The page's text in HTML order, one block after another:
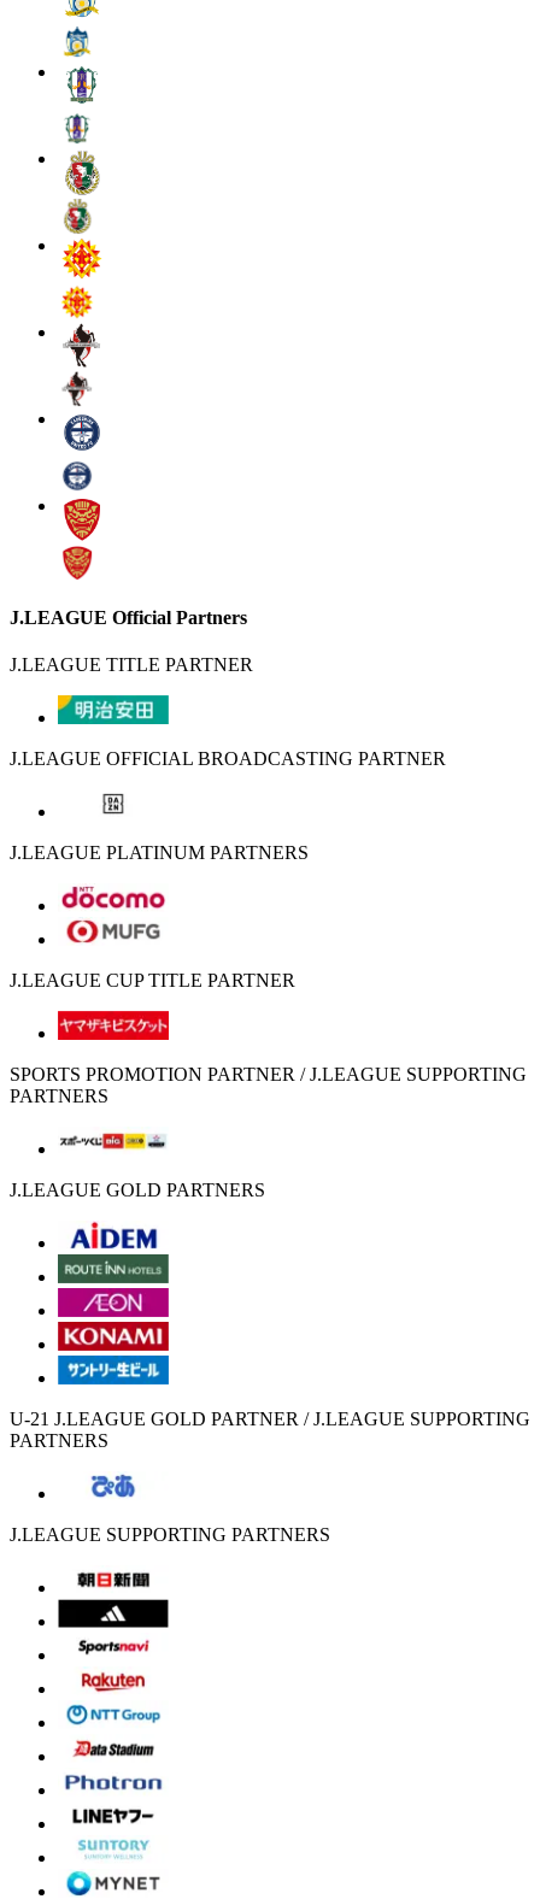
J.LEAGUE Official Partners
J.LEAGUE TITLE PARTNER
J.LEAGUE OFFICIAL BROADCASTING PARTNER
J.LEAGUE PLATINUM PARTNERS
J.LEAGUE CUP TITLE PARTNER
SPORTS PROMOTION PARTNER / J.LEAGUE SUPPORTING
PARTNERS
J.LEAGUE GOLD PARTNERS
U-21 J.LEAGUE GOLD PARTNER / J.LEAGUE SUPPORTING
PARTNERS
J.LEAGUE SUPPORTING PARTNERS